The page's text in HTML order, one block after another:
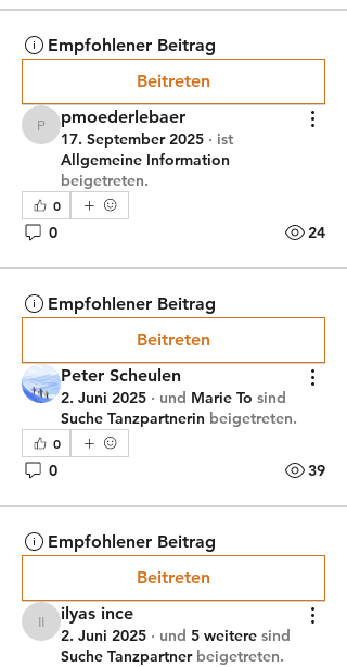
Empfohlener Beitrag
Beitreten
pmoederlebaer
pmoederlebaer
17. September 2025 · ist
Allgemeine Information
beigetreten.
0
0 24
Empfohlener Beitrag
Beitreten
Peter Scheulen
2. Juni 2025 · und Marie To sind
Suche Tanzpartnerin beigetreten.
0
0 39
Empfohlener Beitrag
Beitreten
ilyas ince
ilyas ince
2. Juni 2025 · und 5 weitere sind
Suche Tanzpartnerbeigetreten.